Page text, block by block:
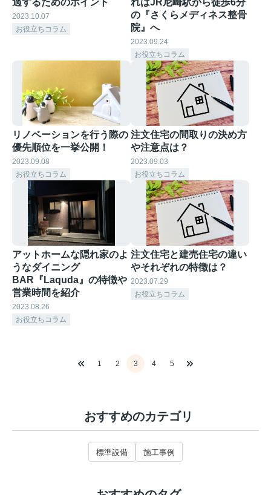
過するためのポイント
2023.10.07
お役立ちコラム
れはJR尼崎駅から徒歩6分
の『さくらメディネス整骨
院』へ
2023.09.24
お役立ちコラム
リノベーションを行う際の
優先順位を一挙公開！
2023.09.08
お役立ちコラム
注文住宅の間取りの決め方
や注意点は？
2023.09.03
お役立ちコラム
アットホームな隠れ家のよ
うなダイニング
BAR『Laquda』の特徴や
営業時間を紹介
2023.08.26
お役立ちコラム
注文住宅と建売住宅の違い
やそれぞれの特徴は？
2023.07.29
お役立ちコラム
1 2 3 4 5
おすすめのカテゴリ
標準設備 施工事例